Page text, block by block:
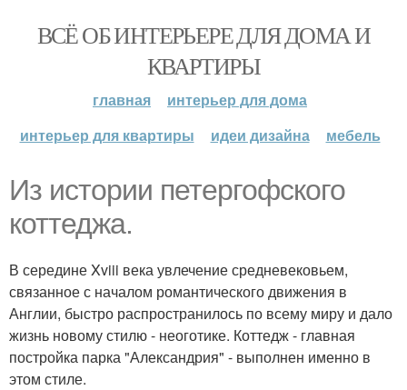
ВСЁ ОБ ИНТЕРЬЕРЕ ДЛЯ ДОМА И
КВАРТИРЫ
главная
интерьер для дома
интерьер для квартиры
идеи дизайна мебель
Из истории петергофского
коттеджа.
В середине Xviii века увлечение средневековьем,
связанное с началом романтического движения в
Англии, быстро распространилось по всему миру и дало
жизнь новому стилю - неоготике. Коттедж - главная
постройка парка "Александрия" - выполнен именно в
этом стиле.